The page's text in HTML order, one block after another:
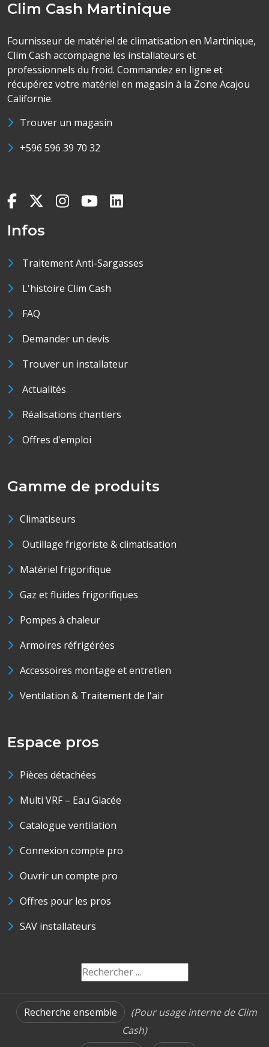
Clim Cash Martinique
Fournisseur de matériel de climatisation en Martinique,
Clim Cash accompagne les installateurs et
professionnels du froid. Commandez en ligne et
récupérez votre matériel en magasin à la Zone Acajou
Californie.
Trouver un magasin
+596 596 39 70 32
Infos
Traitement Anti-Sargasses
L'histoire Clim Cash
FAQ
Demander un devis
Trouver un installateur
Actualités
Réalisations chantiers
Offres d'emploi
Gamme de produits
Climatiseurs
Outillage frigoriste & climatisation
Matériel frigorifique
Gaz et fluides frigorifiques
Pompes à chaleur
Armoires réfrigérées
Accessoires montage et entretien
Ventilation & Traitement de l'air
Espace pros
Pièces détachées
Multi VRF – Eau Glacée
Catalogue ventilation
Connexion compte pro
Ouvrir un compte pro
Offres pour les pros
SAV installateurs
Recherche ensemble
(Pour usage interne de Clim
Cash)